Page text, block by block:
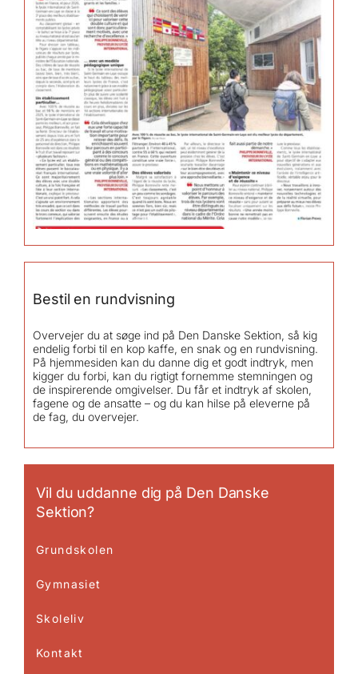
Bestil en rundvisning
Overvejer du at søge ind på Den Danske Sektion, så kig
endelig forbi til en kop kaffe, en snak og en rundvisning.
På hjemmesiden kan du danne dig et godt indtryk, men
kigger du forbi, kan du rigtigt fornemme stemningen og
de inspirerende omgivelser. Du får et indtryk af skolen,
fagene og de ansatte – og du kan hilse på eleverne på
de fag, du overvejer.
Vil du uddanne dig på Den Danske
Sektion?
Grundskolen
Gymnasiet
Skoleliv
Kontakt